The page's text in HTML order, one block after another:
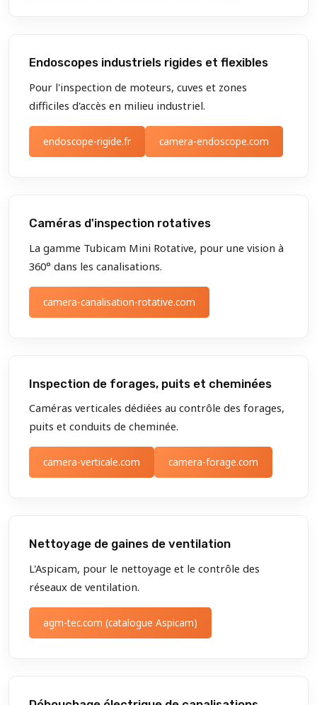
Endoscopes industriels rigides et flexibles
Pour l'inspection de moteurs, cuves et zones
difficiles d'accès en milieu industriel.
endoscope-rigide.fr camera-endoscope.com
Caméras d'inspection rotatives
La gamme Tubicam Mini Rotative, pour une vision à
360° dans les canalisations.
camera-canalisation-rotative.com
Inspection de forages, puits et cheminées
Caméras verticales dédiées au contrôle des forages,
puits et conduits de cheminée.
camera-verticale.com camera-forage.com
Nettoyage de gaines de ventilation
L'Aspicam, pour le nettoyage et le contrôle des
réseaux de ventilation.
agm-tec.com (catalogue Aspicam)